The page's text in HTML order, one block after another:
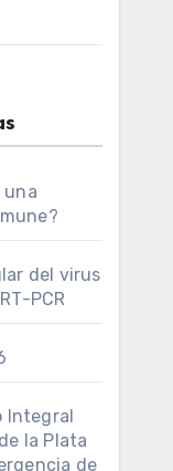
una
del virus
PCR
Integral
la Plata
de